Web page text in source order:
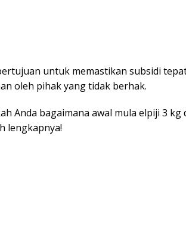
untuk memastikan subsidi
oleh pihak yang tidak berhak.
Anda bagaimana awal mula elpiji 3
lengkapnya!